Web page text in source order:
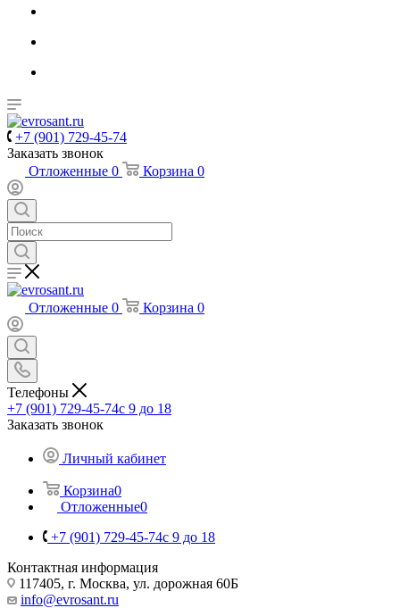
+7 (901) 729-45-74
Заказать звонок
Отложенные 0 Корзина 0
Отложенные 0 Корзина 0
Телефоны
+7 (901) 729-45-74c 9 до 18
Заказать звонок
Личный кабинет
Корзина0
Отложенные0
+7 (901) 729-45-74c 9 до 18
Контактная информация
117405, г. Москва, ул. дорожная 60Б
info@evrosant.ru